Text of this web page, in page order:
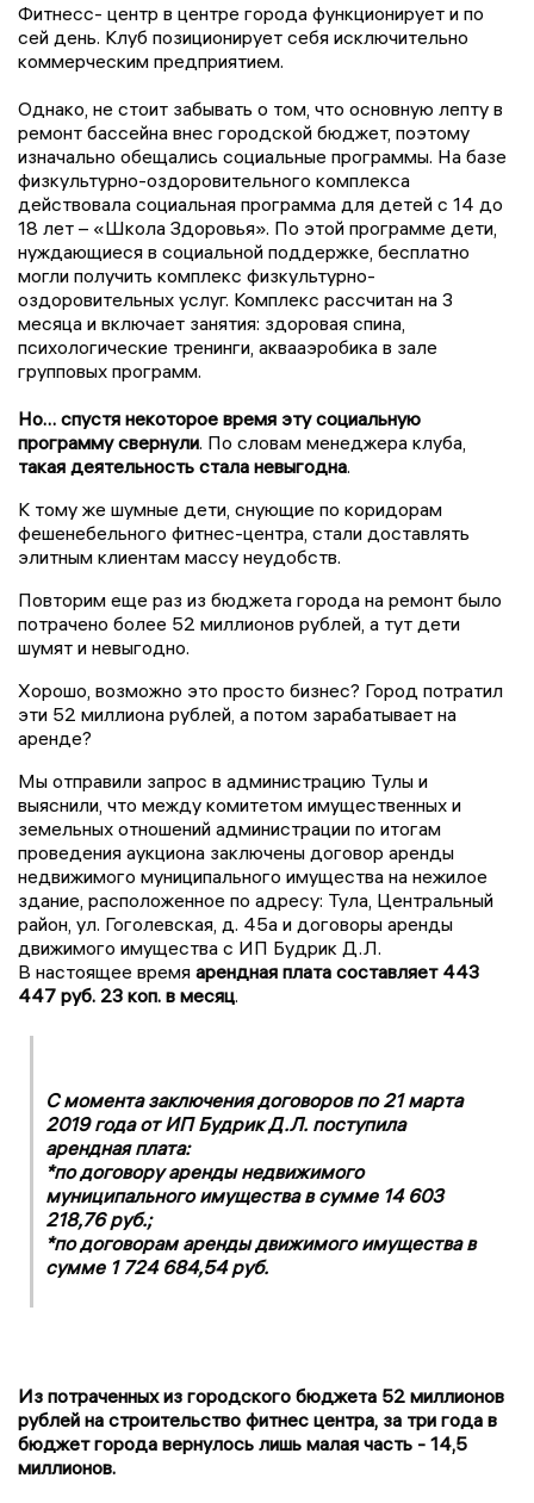
Фитнесс- центр в центре города функционирует и по
сей день. Клуб позиционирует себя исключительно
коммерческим предприятием.
Однако, не стоит забывать о том, что основную лепту в
ремонт бассейна внес городской бюджет, поэтому
изначально обещались социальные программы. На базе
физкультурно-оздоровительного комплекса
действовала социальная программа для детей с 14 до
18 лет – «Школа Здоровья». По этой программе дети,
нуждающиеся в социальной поддержке, бесплатно
могли получить комплекс физкультурно-
оздоровительных услуг. Комплекс рассчитан на 3
месяца и включает занятия: здоровая спина,
психологические тренинги, аквааэробика в зале
групповых программ.
Но… спустя некоторое время эту социальную
программу свернули. По словам менеджера клуба,
такая деятельность стала невыгодна.
К тому же шумные дети, снующие по коридорам
фешенебельного фитнес-центра, стали доставлять
элитным клиентам массу неудобств.
Повторим еще раз из бюджета города на ремонт было
потрачено более 52 миллионов рублей, а тут дети
шумят и невыгодно.
Хорошо, возможно это просто бизнес? Город потратил
эти 52 миллиона рублей, а потом зарабатывает на
аренде?
Мы отправили запрос в администрацию Тулы и
выяснили, что между комитетом имущественных и
земельных отношений администрации по итогам
проведения аукциона заключены договор аренды
недвижимого муниципального имущества на нежилое
здание, расположенное по адресу: Тула, Центральный
район, ул. Гоголевская, д. 45а и договоры аренды
движимого имущества с ИП Будрик Д.Л.
В настоящее время арендная плата составляет 443
447 руб. 23 коп. в месяц.
С момента заключения договоров по 21 марта
2019 года от ИП Будрик Д.Л. поступила
арендная плата:
*по договору аренды недвижимого
муниципального имущества в сумме 14 603
218,76 руб.;
*по договорам аренды движимого имущества в
сумме 1 724 684,54 руб.
Из потраченных из городского бюджета 52 миллионов
рублей на строительство фитнес центра, за три года в
бюджет города вернулось лишь малая часть - 14,5
миллионов.